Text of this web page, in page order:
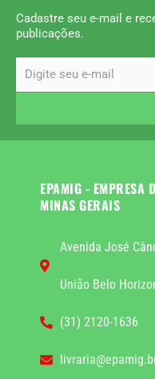
Cadastre seu e-mail e
publicações.
EPAMIG - EMPRESA
MINAS GERAIS
Avenida José
União Belo
(31) 2120-1636